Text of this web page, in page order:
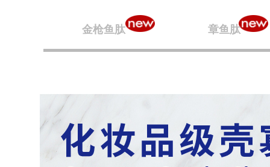
金枪鱼肽 章鱼肽